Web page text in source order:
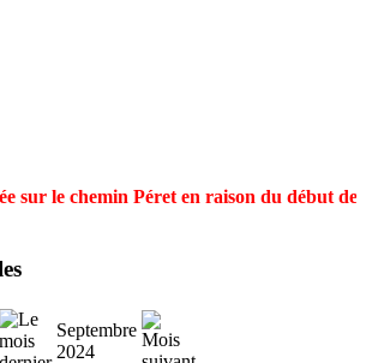
sur le chemin Péret en raison du début
Septembre
2024